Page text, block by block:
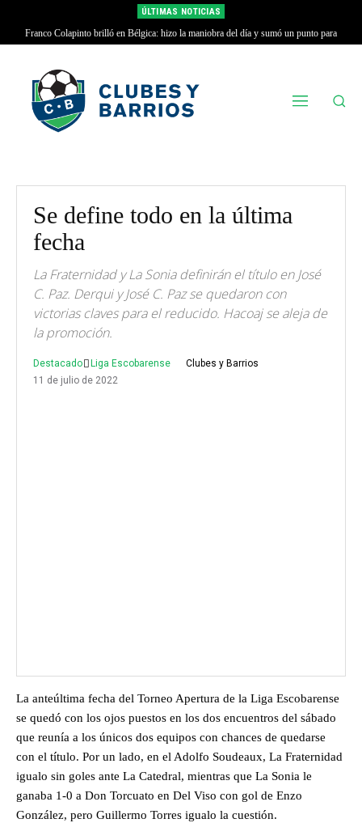
ÚLTIMAS NOTICIAS
Franco Colapinto brilló en Bélgica: hizo la maniobra del día y sumó un punto para
Alpine
Se define todo en la última
fecha
La Fraternidad y La Sonia definirán el título en José
C. Paz. Derqui y José C. Paz se quedaron con
victorias claves para el reducido. Hacoaj se aleja de
la promoción.
Destacado Liga Escobarense
Clubes y Barrios
11 de julio de 2022
La anteúltima fecha del Torneo Apertura de la Liga Escobarense
se quedó con los ojos puestos en los dos encuentros del sábado
que reunía a los únicos dos equipos con chances de quedarse
con el título. Por un lado, en el Adolfo Soudeaux, La Fraternidad
igualo sin goles ante La Catedral, mientras que La Sonia le
ganaba 1-0 a Don Torcuato en Del Viso con gol de Enzo
González, pero Guillermo Torres igualo la cuestión.